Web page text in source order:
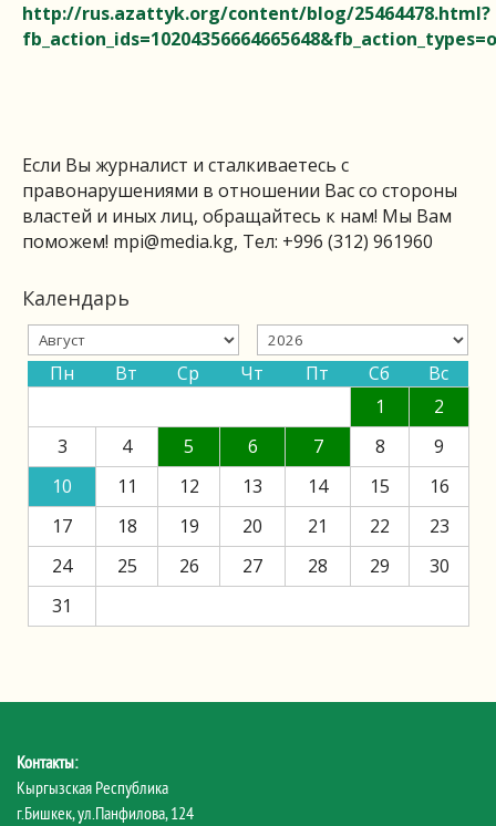
http://rus.azattyk.org/content/blog/25464478.html?
Если Вы журналист и сталкиваетесь с
правонарушениями в отношении Вас со стороны
властей и иных лиц, обращайтесь к нам! Мы Вам
поможем! mpi@media.kg, Тел: +996 (312) 961960
Календарь
Пн Вт Ср Чт Пт Сб
Вс
1
2
3
4 5 6 7 8
9
10
11 12 13 14 15
16
17
18 19 20 21 22
23
24
25 26 27 28 29
30
31
Контакты:
Кыргызская Республика
г.Бишкек, ул.Панфилова, 124